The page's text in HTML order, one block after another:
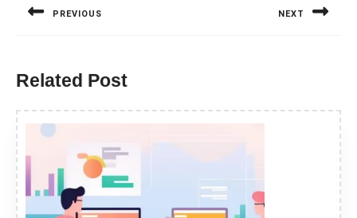
PREVIOUS NEXT
Related Post